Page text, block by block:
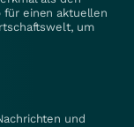
für einen aktuellen
um
und